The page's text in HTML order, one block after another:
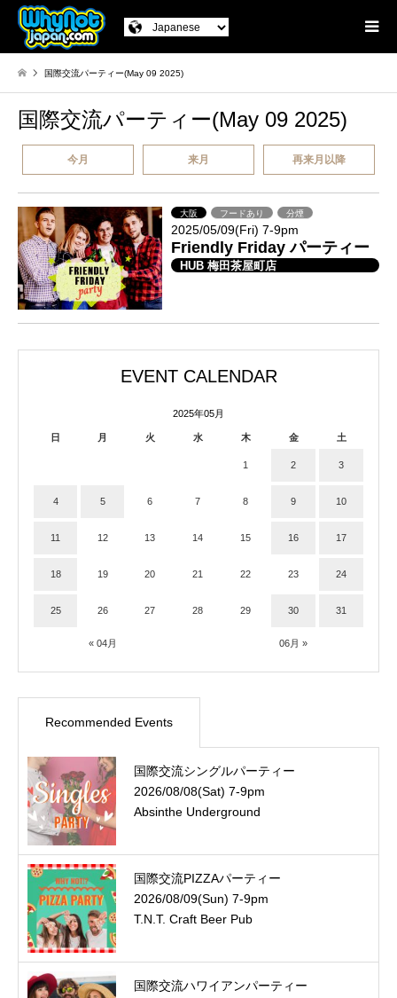
国際交流パーティー(May 09 2025)
国際交流パーティー(May 09 2025)
今月 来月 再来月以降
大阪 フードあり 分煙
2025/05/09(Fri) 7-9pm
Friendly Friday パーティー
HUB 梅田茶屋町店
EVENT CALENDAR
2025年05月
日 月 火 水 木 金 土
« 04月 06月 »
1 2 3
4 5 6 7 8 9 10
11 12 13 14 15 16 17
18 19 20 21 22 23 24
25 26 27 28 29 30 31
Recommended Events
国際交流シングルパーティー
2026/08/08(Sat) 7-9pm
Absinthe Underground
国際交流PIZZAパーティー
2026/08/09(Sun) 7-9pm
T.N.T. Craft Beer Pub
国際交流ハワイアンパーティー